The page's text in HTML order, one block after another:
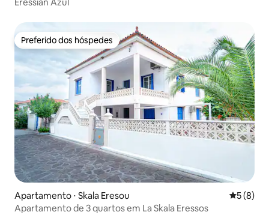
Eressian Azul
Preferido dos hóspedes
Preferido dos hóspedes
Apartamento ⋅ Skala Eresou 5 de
5 (8)
Apartamento de 3 quartos em La Skala Eressos